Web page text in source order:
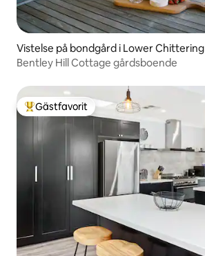
Vistelse på bondgård i Lower Chittering
Bentley Hill Cottage gårdsboende
Populär gästfavorit
Gästfavorit